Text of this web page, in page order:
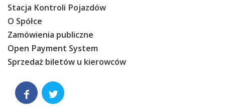
Stacja Kontroli Pojazdów
O Spółce
Zamówienia publiczne
Open Payment System
Sprzedaż biletów u kierowców
 